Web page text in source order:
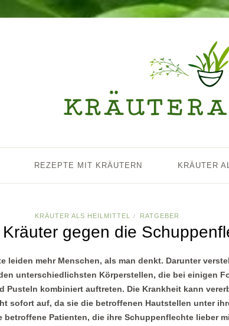
REZEPTE MIT KRÄUTERN KRÄUTER
KRÄUTER ALS HEILMITTEL / RATGEBER
gegen die
leiden mehr Menschen, als man denkt. Darunter
unterschiedlichsten Körperstellen, die bei einigen
Pusteln kombiniert auftreten. Die Krankheit kann
sofort auf, da sie die betroffenen Hautstellen unter
betroffene Patienten, die ihre Schuppenflechte lieber